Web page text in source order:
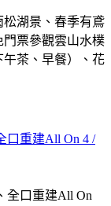
湖景、春季有鳶
票參觀雲山水樸
茶、早餐）、花
口重建All On 4 /